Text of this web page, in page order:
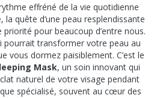
effréné de la vie quotidienne
quête d’une peau resplendissante
pour beaucoup d’entre nous.
pourrait transformer votre peau au
vous dormez paisiblement. C’est le
Mask, un soin innovant qui
naturel de votre visage pendant
spécialisé, souvent au cœur des